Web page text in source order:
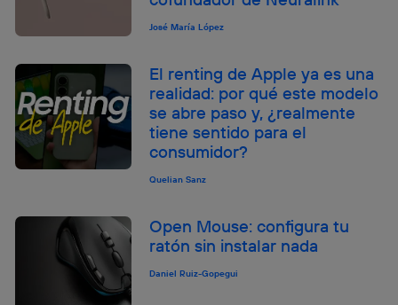
José María López
El renting de Apple ya es una
realidad: por qué este modelo
se abre paso y, ¿realmente
tiene sentido para el
consumidor?
Quelian Sanz
Open Mouse: configura tu
ratón sin instalar nada
Daniel Ruiz-Gopegui